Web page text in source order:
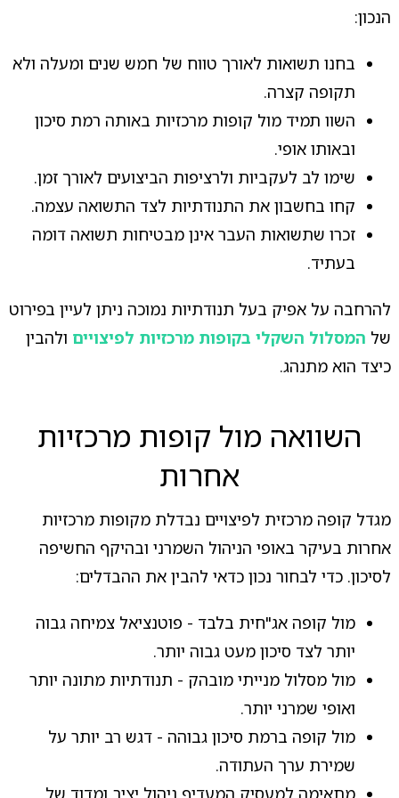
הנכון:
בחנו תשואות לאורך טווח של חמש שנים ומעלה ולא
תקופה קצרה.
השוו תמיד מול קופות מרכזיות באותה רמת סיכון
ובאותו אופי.
שימו לב לעקביות ולרציפות הביצועים לאורך זמן.
קחו בחשבון את התנודתיות לצד התשואה עצמה.
זכרו שתשואות העבר אינן מבטיחות תשואה דומה
בעתיד.
להרחבה על אפיק בעל תנודתיות נמוכה ניתן לעיין בפירוט
של המסלול השקלי בקופות מרכזיות לפיצויים ולהבין
כיצד הוא מתנהג.
השוואה מול קופות מרכזיות
אחרות
מגדל קופה מרכזית לפיצויים נבדלת מקופות מרכזיות
אחרות בעיקר באופי הניהול השמרני ובהיקף החשיפה
לסיכון. כדי לבחור נכון כדאי להבין את ההבדלים:
מול קופה אג"חית בלבד - פוטנציאל צמיחה גבוה
יותר לצד סיכון מעט גבוה יותר.
מול מסלול מנייתי מובהק - תנודתיות מתונה יותר
ואופי שמרני יותר.
מול קופה ברמת סיכון גבוהה - דגש רב יותר על
שמירת ערך העתודה.
מתאימה למעסיק המעדיף ניהול יציב ומדוד של